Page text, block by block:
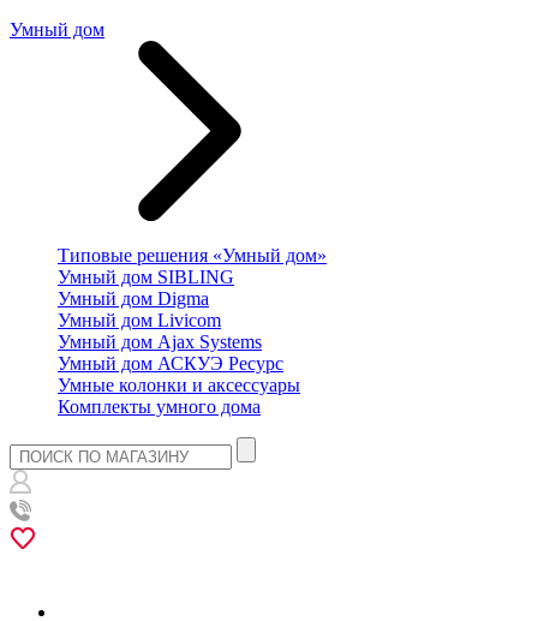
Умный дом
Типовые решения «Умный дом»
Умный дом SIBLING
Умный дом Digma
Умный дом Livicom
Умный дом Ajax Systems
Умный дом АСКУЭ Ресурс
Умные колонки и аксессуары
Комплекты умного дома